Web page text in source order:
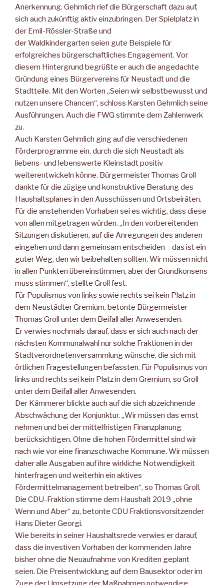
Anerkennung. Gehmlich rief die Bürgerschaft dazu auf,
sich auch zukünftig aktiv einzubringen. Der Spielplatz in
der Emil-Rössler-Straße und
der Waldkindergarten seien gute Beispiele für
erfolgreiches bürgerschaftliches Engagement. Vor
diesem Hintergrund begrüßte er auch die angedachte
Gründung eines Bürgervereins für Neustadt und die
Stadtteile. Mit den Worten „Seien wir selbstbewusst und
nutzen unsere Chancen“, schloss Karsten Gehmlich seine
Ausführungen. Auch die FWG stimmte dem Zahlenwerk
zu.
Auch Karsten Gehmlich ging auf die verschiedenen
Förderprogramme ein, durch die sich Neustadt als
liebens- und lebenswerte Kleinstadt positiv
weiterentwickeln könne. Bürgermeister Thomas Groll
dankte für die zügige und konstruktive Beratung des
Haushaltsplanes in den Ausschüssen und Ortsbeiräten.
Für die anstehenden Vorhaben sei es wichtig, dass diese
von allen mitgetragen würden. „In den vorbereitenden
Sitzungen diskutieren, auf die Anregungen des anderen
eingehen und dann gemeinsam entscheiden – das ist ein
guter Weg, den wir beibehalten sollten. Wir müssen nicht
in allen Punkten übereinstimmen, aber der Grundkonsens
muss stimmen“, stellte Groll fest.
Für Populismus von links sowie rechts sei kein Platz in
dem Neustädter Gremium, betonte Bürgermeister
Thomas Groll unter dem Beifall aller Anwesenden.
Er verwies nochmals darauf, dass er sich auch nach der
nächsten Kommunalwahl nur solche Fraktionen in der
Stadtverordnetenversammlung wünsche, die sich mit
örtlichen Fragestellungen befassten. Für Populismus von
links und rechts sei kein Platz in dem Gremium, so Groll
unter dem Beifall aller Anwesenden.
Der Kämmerer blickte auch auf die sich abzeichnende
Abschwächung der Konjunktur. „Wir müssen das ernst
nehmen und bei der mittelfristigen Finanzplanung
berücksichtigen. Ohne die hohen Fördermittel sind wir
nach wie vor eine finanzschwache Kommune. Wir müssen
daher alle Ausgaben auf ihre wirkliche Notwendigkeit
hinterfragen und weiterhin ein aktives
Fördermittelmanagement betreiben“, so Thomas Groll.
Die CDU-Fraktion stimme dem Haushalt 2019 „ohne
Wenn und Aber“ zu, betonte CDU Fraktionsvorsitzender
Hans Dieter Georgi.
Wie bereits in seiner Haushaltsrede verwies er darauf,
dass die investiven Vorhaben der kommenden Jahre
bisher ohne die Neuaufnahme von Krediten geplant
seien. Die Preisentwicklung auf dem Bausektor oder im